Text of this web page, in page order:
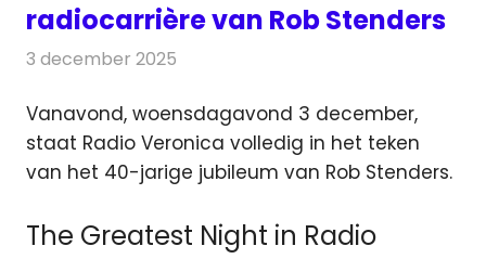
radiocarrière van Rob Stenders
3 december 2025
Vanavond, woensdagavond 3 december,
staat Radio Veronica volledig in het teken
van het 40-jarige jubileum van Rob Stenders.
The Greatest Night in Radio